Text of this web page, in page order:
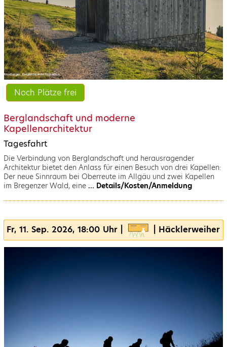
Noch Plätze frei
Berglandschaft und moderne
Kapellenarchitektur
Tagesfahrt
Die Verbindung von Berglandschaft und herausragender
Architektur bietet den Anlass für einen Besuch von drei Kapellen:
Der neue Sinnraum bei Oberreute im Allgäu und zwei Kapellen
im Bregenzer Wald, eine... Details/Kosten/Anmeldung
Fr, 11. Sep. 2026, 18:00 Uhr | | Häcklerweiher